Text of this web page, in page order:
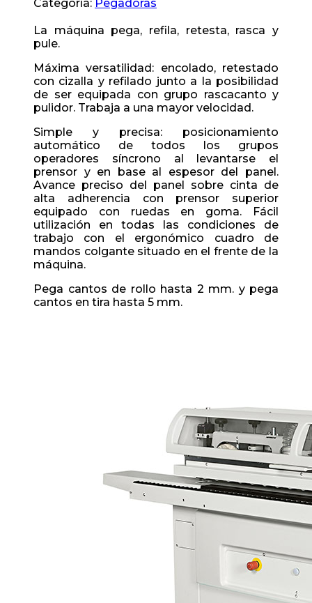
Categoría: Pegadoras
La máquina pega, refila, retesta, rasca y
pule.
Máxima versatilidad: encolado, retestado
con cizalla y refilado junto a la posibilidad
de ser equipada con grupo rascacanto y
pulidor. Trabaja a una mayor velocidad.
Simple y precisa: posicionamiento
automático de todos los grupos
operadores síncrono al levantarse el
prensor y en base al espesor del panel.
Avance preciso del panel sobre cinta de
alta adherencia con prensor superior
equipado con ruedas en goma. Fácil
utilización en todas las condiciones de
trabajo con el ergonómico cuadro de
mandos colgante situado en el frente de la
máquina.
Pega cantos de rollo hasta 2 mm. y pega
cantos en tira hasta 5 mm.